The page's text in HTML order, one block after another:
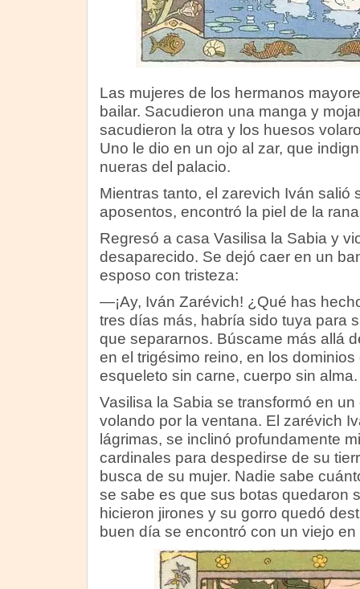
Las mujeres de los hermanos
bailar. Sacudieron una manga y
sacudieron la otra y los huesos
Uno le dio en un ojo al zar, que
nueras del palacio.
Mientras tanto, el zarevich Iván salió
aposentos, encontró la piel de la
Regresó a casa Vasilisa la Sabia y
desaparecido. Se dejó caer en un
esposo con tristeza:
—¡Ay, Iván Zarévich! ¿Qué has
tres días más, habría sido tuya para
que separarnos. Búscame más allá
en el trigésimo reino, en los
esqueleto sin carne, cuerpo sin alma.
Vasilisa la Sabia se transformó en
volando por la ventana. El zarévich
lágrimas, se inclinó profundamente
cardinales para despedirse de su
busca de su mujer. Nadie sabe
se sabe es que sus botas quedaron
hicieron jirones y su gorro quedó
buen día se encontró con un viejo